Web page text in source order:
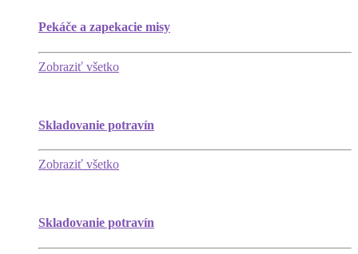
Pekáče a zapekacie misy
Zobraziť všetko
Skladovanie potravín
Zobraziť všetko
Skladovanie potravín